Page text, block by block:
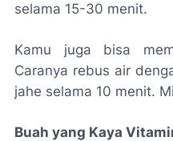
selama 15-30 menit.
Kamu juga bisa
Caranya rebus air
jahe selama 10 menit.
Buah yang Kaya